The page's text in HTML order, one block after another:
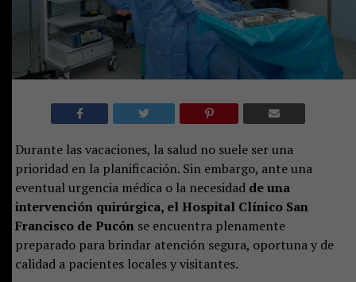
Durante las vacaciones, la salud no suele ser una
prioridad en la planificación. Sin embargo, ante una
eventual urgencia médica o la necesidad de una
intervención quirúrgica, el Hospital Clínico San
Francisco de Pucónse encuentra plenamente
preparado para brindar atención segura, oportuna y de
calidad a pacientes locales y visitantes.